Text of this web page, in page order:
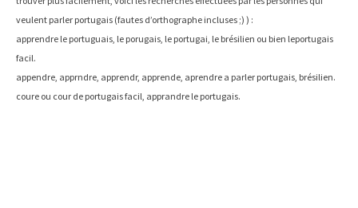
veulent parler portugais (fautes d’orthographe incluses ;) ) :
apprendre le portuguais, le porugais, le portugai, le brésilien ou bien leportugais
facil.
appendre, apprndre, apprendr, apprende, aprendre a parler portugais, brésilien.
coure ou cour de portugais facil, apprandre le portugais.